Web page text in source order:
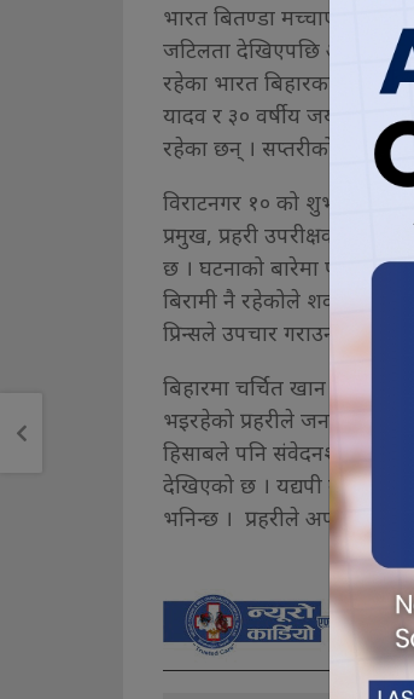
भारत बितण्डा मच्चाएपछि
जटिलता देखिएपछि
रहेका भारत बिहारका सहरसा
यादव र ३० वर्षीय जयराम
रहेका छन् । सप्तरीको
विराटनगर १० को शुभ
प्रमुख, प्रहरी उपरीक्षक
छ । घटनाको बारेमा
बिरामी नै रहेकोले शव लैजाने
प्रिन्सले उपचार गराउन आएको
बिहारमा चर्चित खान सर
भइरहेको प्रहरीले जनाएको छ ।
हिसाबले पनि संवेदनशील हुनेछ
देखिएको छ । यद्यपी उनीसँगै
भनिन्छ । प्रहरीले अपराधको